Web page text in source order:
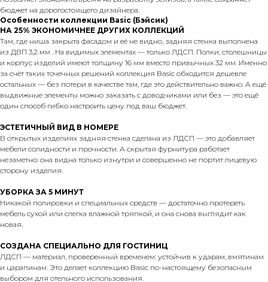
бюджет на дорогостоящего дизайнера.
Особенности коллекции Basic (Бэйсик)
НА 25% ЭКОНОМИЧНЕЕ ДРУГИХ КОЛЛЕКЦИЙ
Там, где ниша закрыта фасадом и её не видно, задняя стенка выполнена
из ДВП 3,2 мм . На видимых элементах — только ЛДСП. Полки, столешницы
и корпус изделий имеют толщину 16 мм вместо привычных 32 мм. Именно
за счёт таких точечных решений коллекция Basic обходится дешевле
остальных — без потери в качестве там, где это действительно важно. А ещё
выдвижные элементы можно заказать с доводчиками или без — это ещё
один способ гибко настроить цену под ваш бюджет.
ЭСТЕТИЧНЫЙ ВИД В НОМЕРЕ
В открытых изделиях задняя стенка сделана из ЛДСП — это добавляет
мебели солидности и прочности. А скрытая фурнитура работает
незаметно: она видна только изнутри и совершенно не портит лицевую
сторону изделия.
УБОРКА ЗА 5 МИНУТ
Никакой полировки и специальных средств — достаточно протереть
мебель сухой или слегка влажной тряпкой, и она снова выглядит как
новая.
СОЗДАНА СПЕЦИАЛЬНО ДЛЯ ГОСТИНИЦ
ЛДСП — материал, проверенный временем: устойчив к ударам, вмятинам
и царапинам. Это делает коллекцию Basic по-настоящему безопасным
выбором для отельного использования.